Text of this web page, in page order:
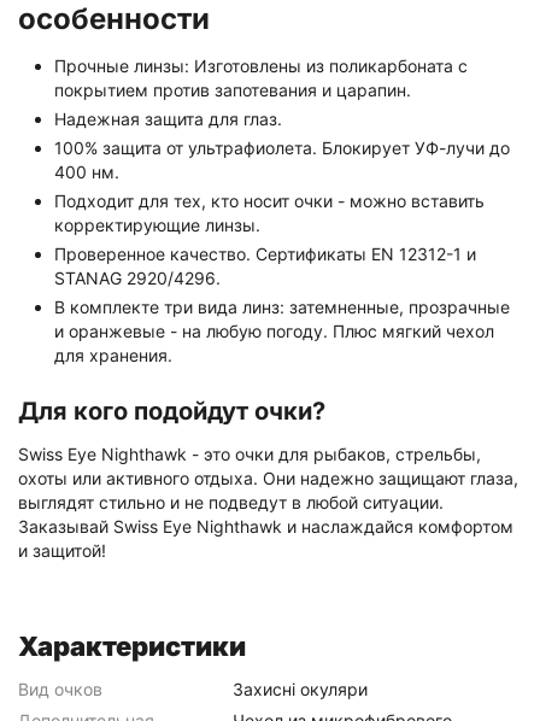
особенности
Прочные линзы: Изготовлены из поликарбоната с
покрытием против запотевания и царапин.
Надежная защита для глаз.
100% защита от ультрафиолета. Блокирует УФ-лучи до
400 нм.
Подходит для тех, кто носит очки - можно вставить
корректирующие линзы.
Проверенное качество. Сертификаты EN 12312-1 и
STANAG 2920/4296.
В комплекте три вида линз: затемненные, прозрачные
и оранжевые - на любую погоду. Плюс мягкий чехол
для хранения.
Для кого подойдут очки?
Swiss Eye Nighthawk - это очки для рыбаков, стрельбы,
охоты или активного отдыха. Они надежно защищают глаза,
выглядят стильно и не подведут в любой ситуации.
Заказывай Swiss Eye Nighthawk и наслаждайся комфортом
и защитой!
Характеристики
Вид очков
Захисні окуляри